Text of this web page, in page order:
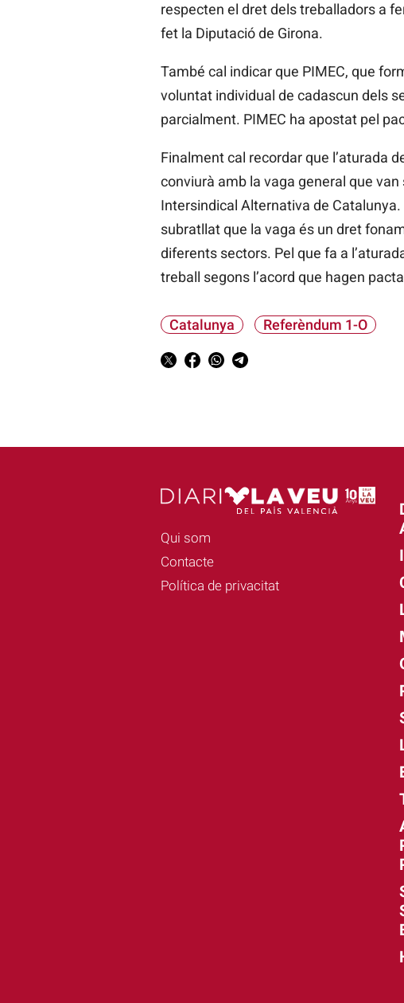
respecten el dret dels treballadors a
fet la Diputació de Girona.
També cal indicar que PIMEC, que
voluntat individual de cadascun dels
parcialment. PIMEC ha apostat pel
Finalment cal recordar que l’aturada
conviurà amb la vaga general que van
Intersindical Alternativa de
subratllat que la vaga és un dret
diferents sectors. Pel que fa a
treball segons l’acord que hagen
Catalunya Referèndum 1-O
Qui som
Contacte
Política de privacitat